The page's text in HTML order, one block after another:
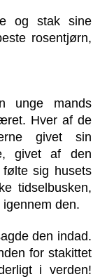
og stak sine
rosentjørn,
unge mands
Hver af de
givet sin
givet af den
sig husets
tidselbusken,
den.
den indad.
for stakittet
i verden!